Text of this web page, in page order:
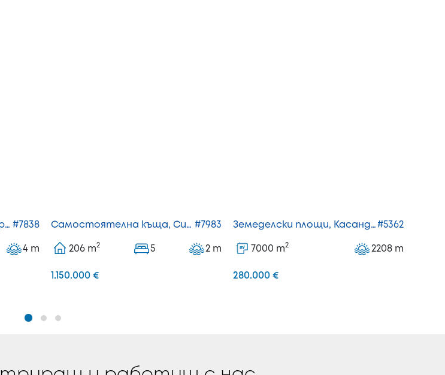
Самостоятелна къща, Аристотелис #7838
4 m
Самостоятелна къща, Ситония #7983
206 m2 5 2 m
1.150.000 €
Земеделски площи, Касандра #5362
m2 7000 m2 2208m
280.000 €